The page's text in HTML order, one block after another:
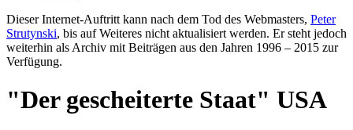
Dieser Internet-Auftritt kann nach dem Tod des Webmasters, Peter
Strutynski, bis auf Weiteres nicht aktualisiert werden. Er steht jedoch
weiterhin als Archiv mit Beiträgen aus den Jahren 1996 – 2015 zur
Verfügung.
"Der gescheiterte Staat" USA